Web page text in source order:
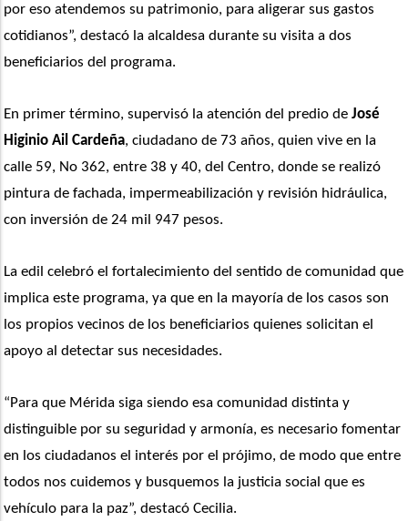
por eso atendemos su patrimonio, para aligerar sus gastos
cotidianos”, destacó la alcaldesa durante su visita a dos
beneficiarios del programa.
En primer término, supervisó la atención del predio de José
Higinio Ail Cardeña, ciudadano de 73 años, quien vive en la
calle 59, No 362, entre 38 y 40, del Centro, donde se realizó
pintura de fachada, impermeabilización y revisión hidráulica,
con inversión de 24 mil 947 pesos.
La edil celebró el fortalecimiento del sentido de comunidad que
implica este programa, ya que en la mayoría de los casos son
los propios vecinos de los beneficiarios quienes solicitan el
apoyo al detectar sus necesidades.
“Para que Mérida siga siendo esa comunidad distinta y
distinguible por su seguridad y armonía, es necesario fomentar
en los ciudadanos el interés por el prójimo, de modo que entre
todos nos cuidemos y busquemos la justicia social que es
vehículo para la paz”, destacó Cecilia.